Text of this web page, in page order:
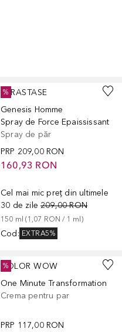
KÉRASTASE
Genesis Homme
Spray de Force Epaississant
Spray de păr
PRP 209,00 RON
160,93 RON
Cel mai mic preț din ultimele
30 de zile 209,00 RON
150 ml (1,07 RON / 1 ml)
Cod : EXTRA5%
%
COLOR WOW
One Minute Transformation
Crema pentru par
PRP 117,00 RON
%